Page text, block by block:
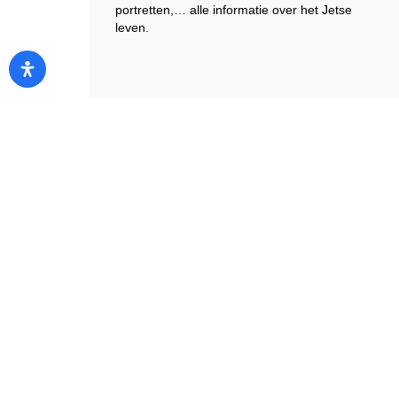
portretten,… alle informatie over het Jetse
leven.